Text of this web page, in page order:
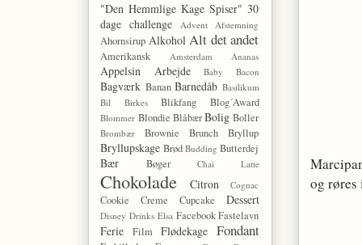
og
"Den Hemmlige Kage Spiser" 30
dage challenge
Advent Afstemning
Ahornsirup Alkohol Alt det andet
Amerikansk Amsterdam Ananas
Appelsin Arbejde Baby Bacon
Bagværk Banan Barnedåb Basilikum
Bil
Birkes Blikfang Blog´Award
Blommer Blondie BlåbærBolig Boller
Brombær Brownie Brunch Bryllup
Bryllupskage Brød Budding Butterdej
Bær Bøger Chai Latte
Chokolade Citron Cognac
Cookie Creme Cupcake Dessert
Disney Drinks Elsa Facebook Fastelavn
Ferie Film Flødekage Fondant